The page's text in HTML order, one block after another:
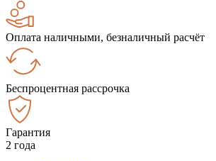
Оплата наличными, безналичный расчёт
Беспроцентная рассрочка
Гарантия
2 года